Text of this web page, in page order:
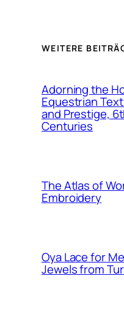
WEITERE
Adorning the
Equestrian
and Prestige,
Centuries
The Atlas of
Embroidery
Oya Lace for
Jewels from